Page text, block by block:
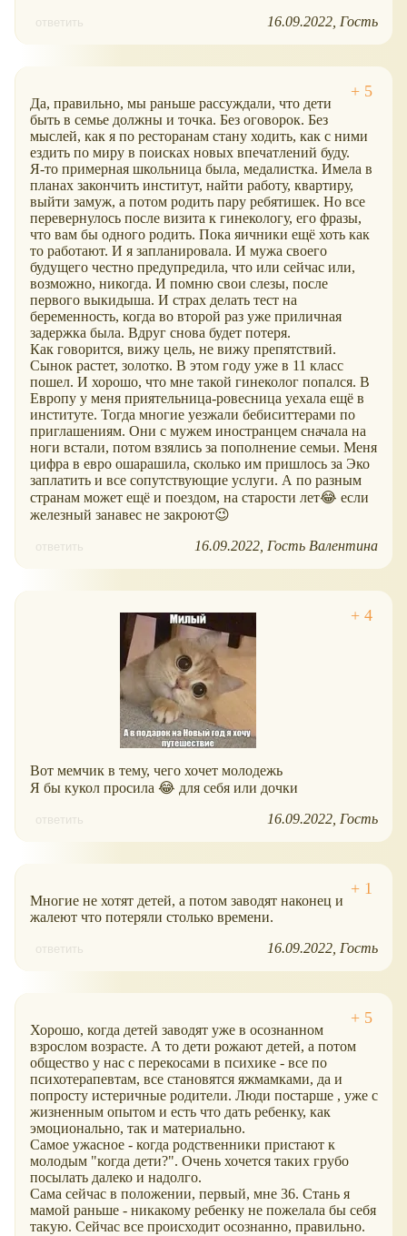
ответить 16.09.2022 Гость
Да, правильно, мы раньше рассуждали, что дети
быть в семье должны и точка. Без оговорок. Без
мыслей, как я по ресторанам стану ходить, как с ними
ездить по миру в поисках новых впечатлений буду.
Я-то примерная школьница была, медалистка. Имела в
планах закончить институт, найти работу, квартиру,
выйти замуж, а потом родить пару ребятишек. Но все
перевернулось после визита к гинекологу, его фразы,
что вам бы одного родить. Пока яичники ещё хоть как
то работают. И я запланировала. И мужа своего
будущего честно предупредила, что или сейчас или,
возможно, никогда. И помню свои слезы, после
первого выкидыша. И страх делать тест на
беременность, когда во второй раз уже приличная
задержка была. Вдруг снова будет потеря.
Как говорится, вижу цель, не вижу препятствий.
Сынок растет, золотко. В этом году уже в 11 класс
пошел. И хорошо, что мне такой гинеколог попался. В
Европу у меня приятельница-ровесница уехала ещё в
институте. Тогда многие уезжали бебиситтерами по
приглашениям. Они с мужем иностранцем сначала на
ноги встали, потом взялись за пополнение семьи. Меня
цифра в евро ошарашила, сколько им пришлось за Эко
заплатить и все сопутствующие услуги. А по разным
странам может ещё и поездом, на старости лет😂 если
железный занавес не закроют😉
ответить 16.09.2022 Гость Валентина
Вот мемчик в тему, чего хочет молодежь
Я бы кукол просила 😂 для себя или дочки
ответить 16.09.2022 Гость
Многие не хотят детей, а потом заводят наконец и
жалеют что потеряли столько времени.
ответить 16.09.2022 Гость
Хорошо, когда детей заводят уже в осознанном
взрослом возрасте. А то дети рожают детей, а потом
общество у нас с перекосами в психике - все по
психотерапевтам, все становятся яжмамками, да и
попросту истеричные родители. Люди постарше , уже с
жизненным опытом и есть что дать ребенку, как
эмоционально, так и материально.
Самое ужасное - когда родственники пристают к
молодым "когда дети?". Очень хочется таких грубо
посылать далеко и надолго.
Сама сейчас в положении, первый, мне 36. Стань я
мамой раньше - никакому ребенку не пожелала бы себя
такую. Сейчас все происходит осознанно, правильно.